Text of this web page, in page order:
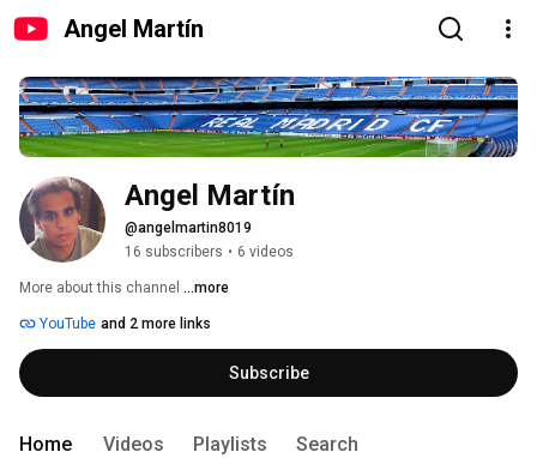
Angel Martín
Angel Martín
@angelmartin8019
16 subscribers • 6 videos
More about this channel ...more
YouTube and 2 more links
Subscribe
Home Videos Playlists Search